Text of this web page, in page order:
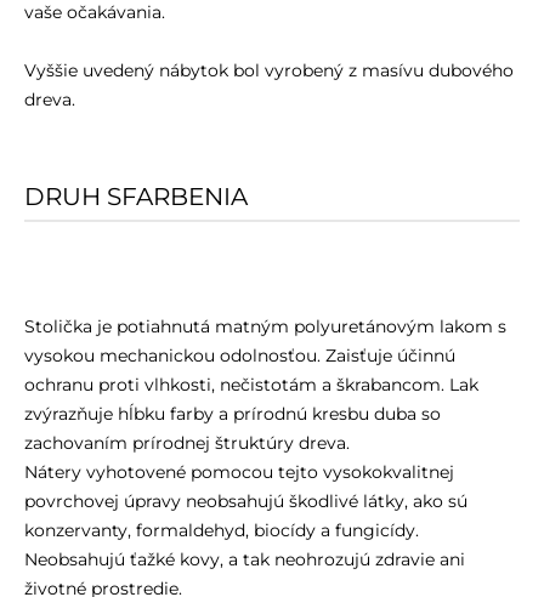
vaše očakávania.
Vyššie uvedený nábytok bol vyrobený z masívu dubového
dreva.
DRUH SFARBENIA
Stolička je potiahnutá matným polyuretánovým lakom s
vysokou mechanickou odolnosťou. Zaisťuje účinnú
ochranu proti vlhkosti, nečistotám a škrabancom. Lak
zvýrazňuje hĺbku farby a prírodnú kresbu duba so
zachovaním prírodnej štruktúry dreva.
Nátery vyhotovené pomocou tejto vysokokvalitnej
povrchovej úpravy neobsahujú škodlivé látky, ako sú
konzervanty, formaldehyd, biocídy a fungicídy.
Neobsahujú ťažké kovy, a tak neohrozujú zdravie ani
životné prostredie.